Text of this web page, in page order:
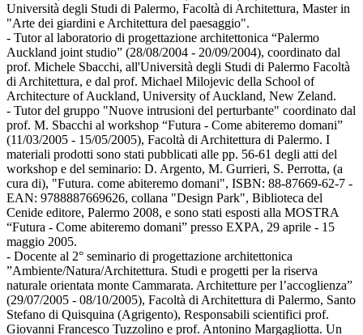
Università degli Studi di Palermo, Facoltà di Architettura, Master in
"Arte dei giardini e Architettura del paesaggio".
- Tutor al laboratorio di progettazione architettonica “Palermo
Auckland joint studio” (28/08/2004 - 20/09/2004), coordinato dal
prof. Michele Sbacchi, all'Università degli Studi di Palermo Facoltà
di Architettura, e dal prof. Michael Milojevic della School of
Architecture of Auckland, University of Auckland, New Zeland.
- Tutor del gruppo "Nuove intrusioni del perturbante" coordinato dal
prof. M. Sbacchi al workshop “Futura - Come abiteremo domani”
(11/03/2005 - 15/05/2005), Facoltà di Architettura di Palermo. I
materiali prodotti sono stati pubblicati alle pp. 56-61 degli atti del
workshop e del seminario: D. Argento, M. Gurrieri, S. Perrotta, (a
cura di), "Futura. come abiteremo domani", ISBN: 88-87669-62-7 -
EAN: 9788887669626, collana "Design Park", Biblioteca del
Cenide editore, Palermo 2008, e sono stati esposti alla MOSTRA
“Futura - Come abiteremo domani” presso EXPA, 29 aprile - 15
maggio 2005.
- Docente al 2° seminario di progettazione architettonica
”Ambiente/Natura/Architettura. Studi e progetti per la riserva
naturale orientata monte Cammarata. Architetture per l’accoglienza”
(29/07/2005 - 08/10/2005), Facoltà di Architettura di Palermo, Santo
Stefano di Quisquina (Agrigento), Responsabili scientifici prof.
Giovanni Francesco Tuzzolino e prof. Antonino Margagliotta. Un